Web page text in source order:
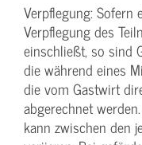
Verpflegung: Sofern
Verpflegung des
einschließt, so sind
die während eines
die vom Gastwirt
abgerechnet
kann zwischen den